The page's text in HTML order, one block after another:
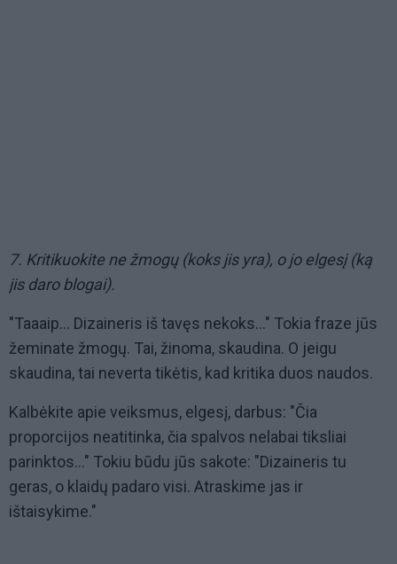
7. Kritikuokite ne žmogų (koks jis yra), o jo elgesį (ką
jis daro blogai).
"Taaaip... Dizaineris iš tavęs nekoks..." Tokia fraze jūs
žeminate žmogų. Tai, žinoma, skaudina. O jeigu
skaudina, tai neverta tikėtis, kad kritika duos naudos.
Kalbėkite apie veiksmus, elgesį, darbus: "Čia
proporcijos neatitinka, čia spalvos nelabai tiksliai
parinktos..." Tokiu būdu jūs sakote: "Dizaineris tu
geras, o klaidų padaro visi. Atraskime jas ir
ištaisykime."